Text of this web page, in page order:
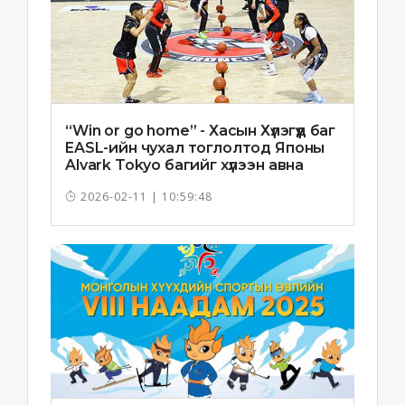
“Win or go home” - Хасын Хүлэгүүд баг
EASL-ийн чухал тоглолтод Японы
Alvark Tokyo багийг хүлээн авна
2026-02-11 | 10:59:48